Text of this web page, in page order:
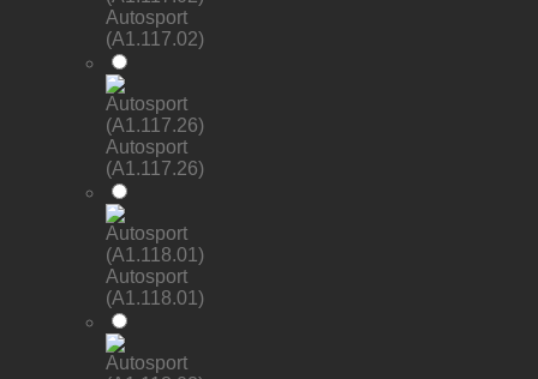
Autosport
(A1.117.02)
Autosport
(A1.117.26)
Autosport
(A1.118.01)